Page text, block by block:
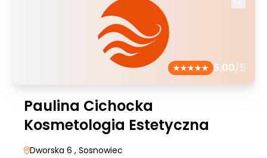
5.00/5
Paulina Cichocka
Kosmetologia Estetyczna
Dworska 6 , Sosnowiec